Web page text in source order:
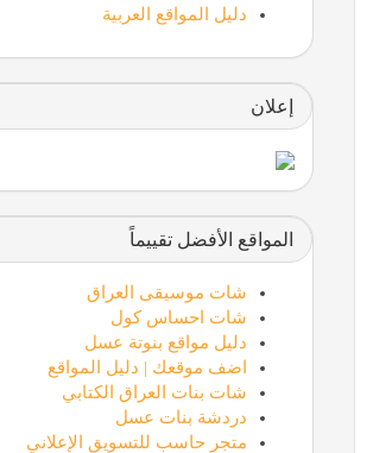
دليل المواقع العربية
إعلان
المواقع الأفضل تقييماً
شات موسيقى العراق
شات احساس كول
دليل مواقع بنوتة عسل
اضف موقعك | دليل المواقع
شات بنات العراق الكتابي
دردشة بنات عسل
متجر حاسب للتسويق الإعلاني